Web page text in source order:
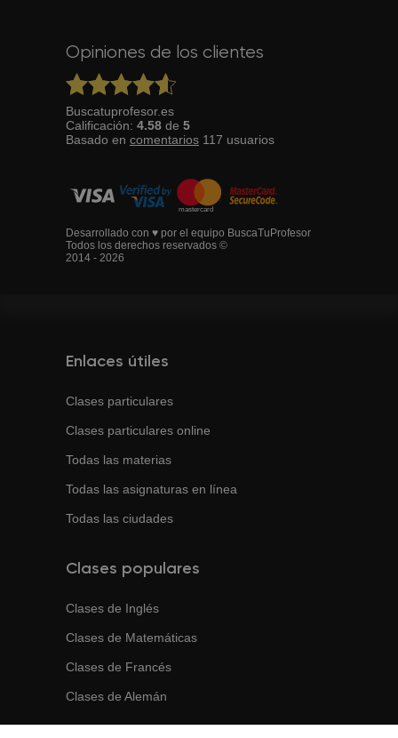
Opiniones de los clientes
Buscatuprofesor.es
Calificación: 4.58 de 5
Basado en comentarios 117 usuarios
Desarrollado con ♥ por el equipo BuscaTuProfesor
Todos los derechos reservados ©
2014 - 2026
Enlaces útiles
Clases particulares
Clases particulares online
Todas las materias
Todas las asignaturas en línea
Todas las ciudades
Clases populares
Clases de Inglés
Clases de Matemáticas
Clases de Francés
Clases de Alemán